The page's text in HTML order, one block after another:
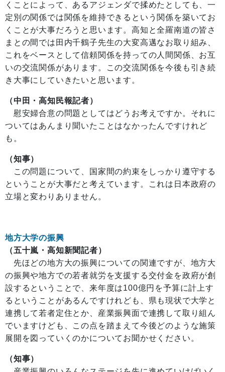
くことによって、あるアジェンダで揉めたとしても、一
定別の関係では関係を維持できるという関係を築いてお
くことが大事だろうと思います。高知と全羅南道の皆さ
まとの間では田内千鶴子先生の大変高邁なお取り組み、
これをベースとして信頼関係を持っての人間関係、お互
いの交流関係があります。この交流関係を今後も引き続
き大事にしていきたいと思います。
（中田・高知民報記者）
慰安婦合意の問題としてはどうお考えですか。それに
ついてはあんまり聞いたことはなかったんですけれど
も。
（知事）
この問題について、国家間の約束をしっかり遵守する
ということが大事だと考えています。これは日本政府の
立場と変わりありません。
地方大学の振興
（五十嵐・高知新聞記者）
先ほどの地方大の振興についての関連ですが、地方大
の振興や地方での若者就労を支援する交付金を政府が創
設するということで、来年度は100億円を予算に計上す
るということがあるんですけれども、県も現状で大学と
連携して若者定住とか、産業振興面で連携して取り組ん
でいますけども、この点を踏まえて今後どのような施策
展開を図っていくのかについてお聞かせください。
（知事）